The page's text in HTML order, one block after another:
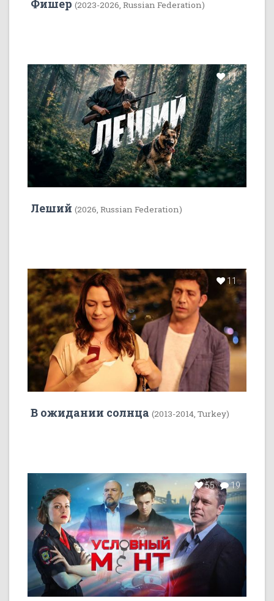
Фишер (2023-2026, Russian Federation)
11
Леший (2026, Russian Federation)
11
В ожидании солнца (2013-2014, Turkey)
55 19